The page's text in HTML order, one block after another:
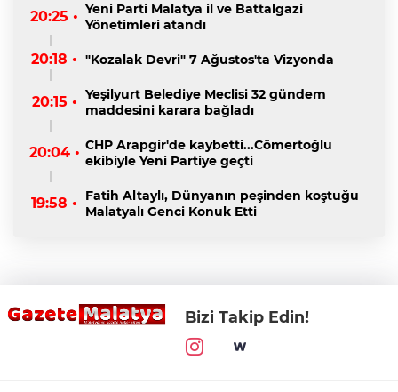
20:25 • Yeni Parti Malatya il ve Battalgazi
Yönetimleri atandı
20:18 • "Kozalak Devri" 7 Ağustos'ta Vizyonda
20:15 • Yeşilyurt Belediye Meclisi 32 gündem
maddesini karara bağladı
20:04 • CHP Arapgir'de kaybetti...Cömertoğlu
ekibiyle Yeni Partiye geçti
19:58 •
Fatih Altaylı, Dünyanın peşinden koştuğu
Malatyalı Genci Konuk Etti
Bizi Takip Edin!